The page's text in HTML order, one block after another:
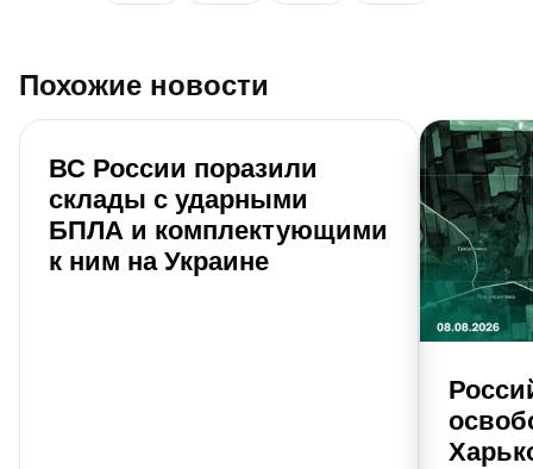
Похожие новости
ВС России поразили
склады с ударными
БПЛА и комплектующими
к ним на Украине